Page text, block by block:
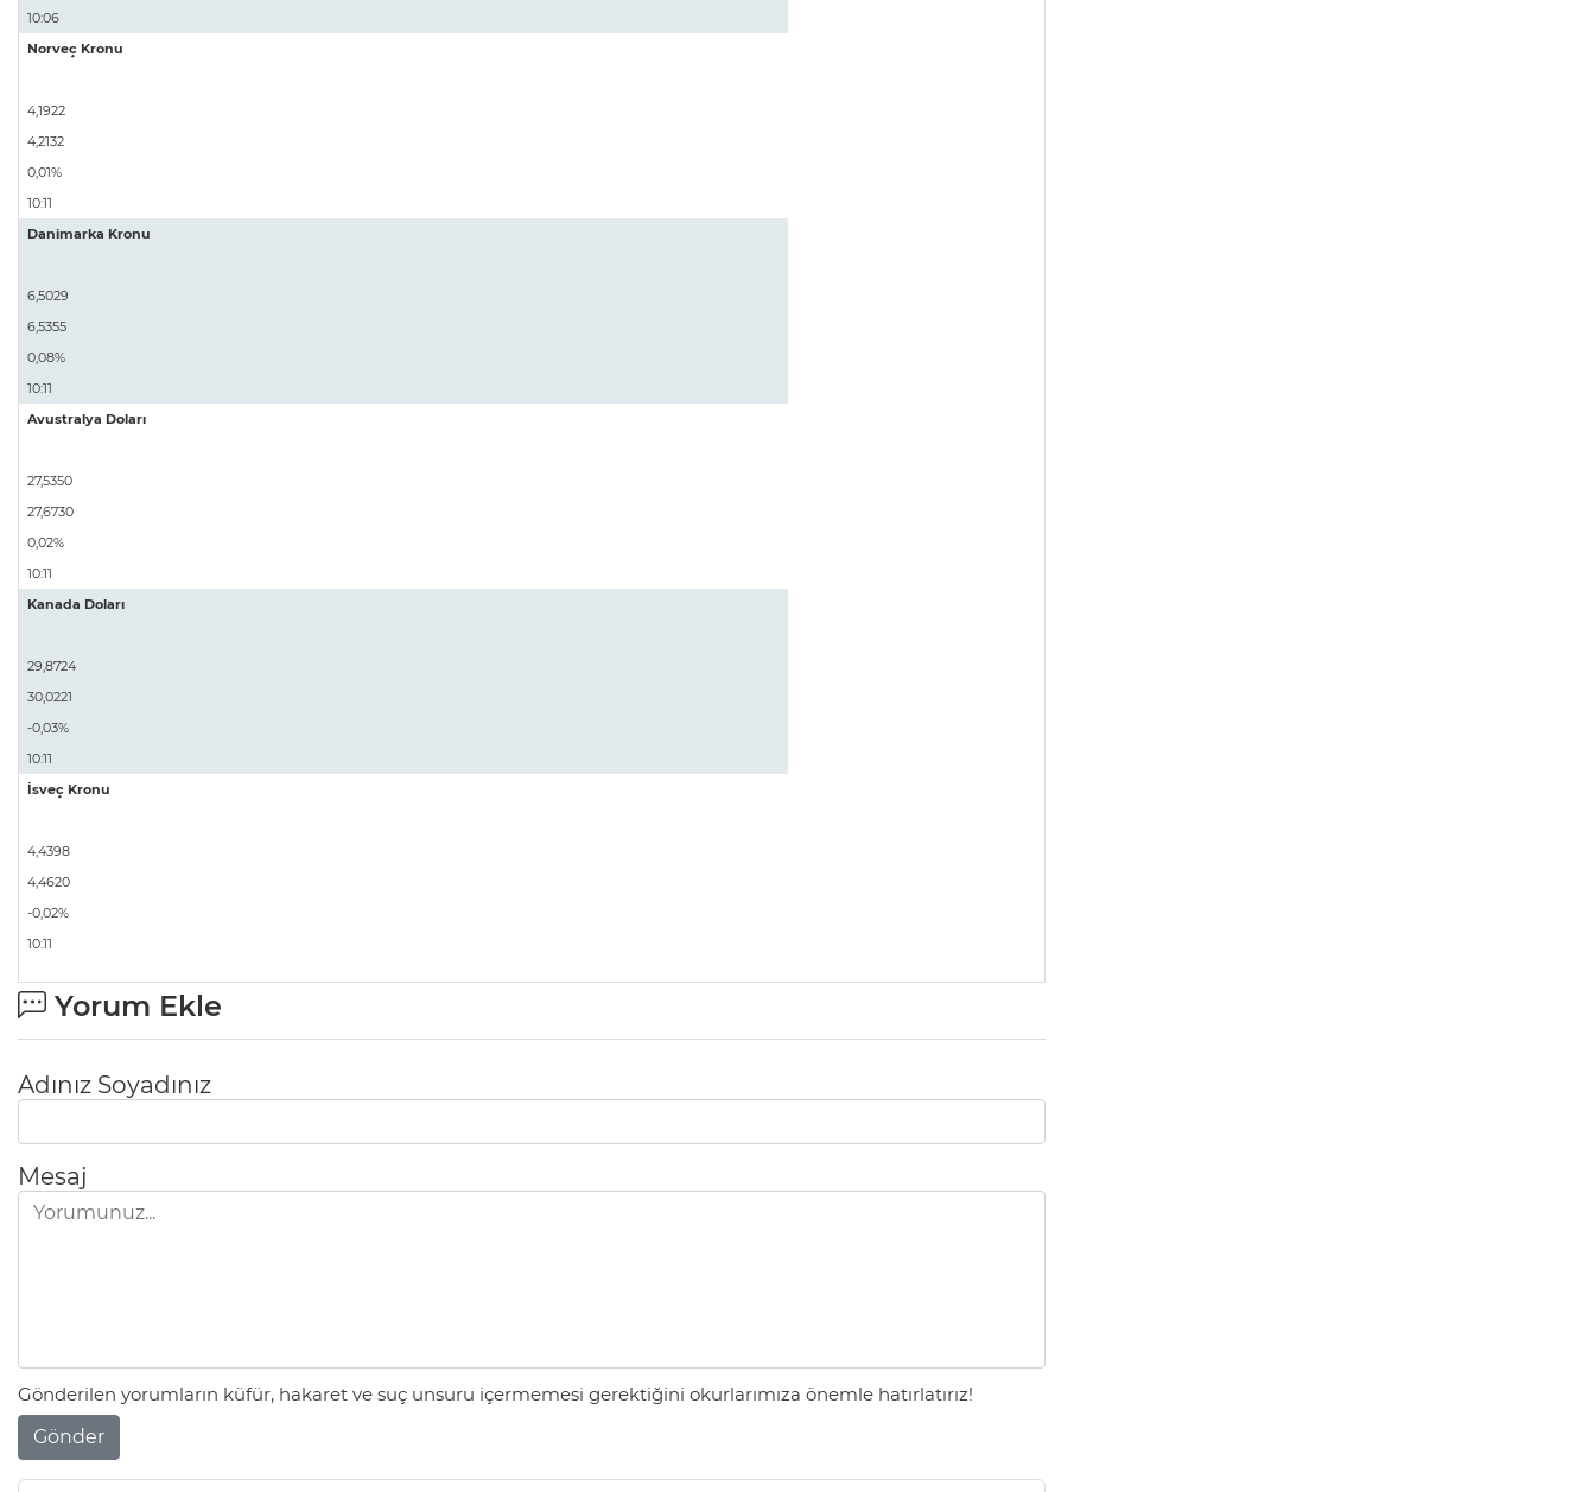
10:06
Norveç Kronu
4,1922
4,2132
0,01%
10:11
Danimarka Kronu
6,5029
6,5355
0,08%
10:11
Avustralya Doları
27,5350
27,6730
0,02%
10:11
Kanada Doları
29,8724
30,0221
-0,03%
10:11
İsveç Kronu
4,4398
4,4620
-0,02%
10:11
Yorum Ekle
Adınız Soyadınız
Mesaj
Gönderilen yorumların küfür, hakaret ve suç unsuru içermemesi gerektiğini okurlarımıza önemle hatırlatırız!
Gönder